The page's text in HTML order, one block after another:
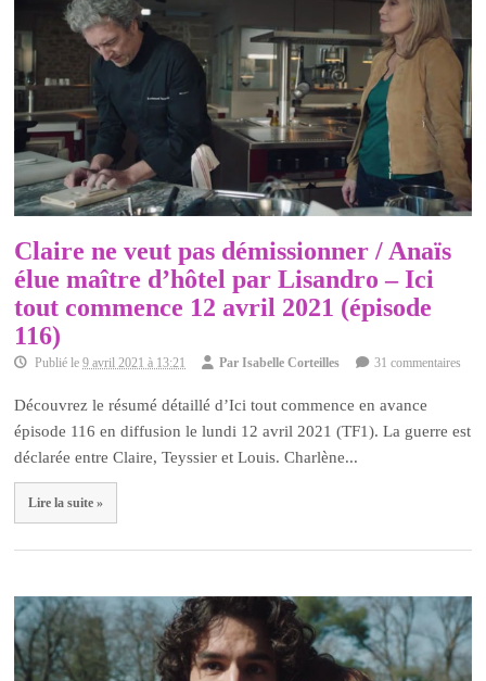
Claire ne veut pas démissionner / Anaïs
élue maître d’hôtel par Lisandro – Ici
tout commence 12 avril 2021 (épisode
116)
Publié le9 avril 2021 à 13:21 ParIsabelle Corteilles 31 commentaires
Découvrez le résumé détaillé d’Ici tout commence en avance
épisode 116 en diffusion le lundi 12 avril 2021 (TF1). La guerre est
déclarée entre Claire, Teyssier et Louis. Charlène...
Lire la suite »